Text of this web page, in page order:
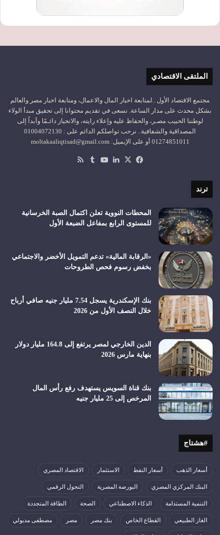
الملتقى الاقتصادي
مجتمع الاقتصاد الأول ..لمتابعة اخبار المال والاعمال، ومتابعة اخبار مصر والعالم
بشكل محدث على مدار الساعة. نسعى في تقديم محتوانا إلى تحقيق مبدأ الولاء
لوطننا الحبيب مصـر، والحفاظ عليه وإعلاء رايته، والانحياز دائـمًا وأبداً إلى
المصداقية والشفافية.. نرحب تواصلكم الدائم على : 01004072130
01274851011 أو على الإيميل: moltakaaliqtisad@gmail.com
فيسبوك
‫X لينكدإن‫YouTube
ترند
المحطات النووية تعلن اكتمال الصبة الخرسانية
للمستوى الرابع بمفاعل الضبعة الأول
«الرقابة المالية» تدعم التمويل الأخضر والاجتماعي
بخفض رسوم فحص الطروحات
بنك الإسكندرية يسجل 7.54 مليار جنيه صافي أرباح
خلال النصف الأول من 2026
الدين الخارجي لمصر يرتفع إلى 164.8 مليار دولار
بنهاية مارس 2026
بنك قناة السويس يستهدف رفع رأس المال
المرخص إلى 25 مليار جنيه
#هشتاج
أسعار الذهب أسعار النفط الاستثمار الاقتصاد المصري
البنك المركزي المصري البورصة المصرية التحول الرقمي
التنمية المستدامة الذكاء الاصطناعي الصحة الطاقة المتجددة
الغاز الطبيعي القطاع الخاص بنك مصر مصر مصطفى مدبولي